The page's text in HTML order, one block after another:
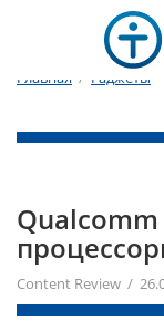
Главная / Гаджеты
Content Review /